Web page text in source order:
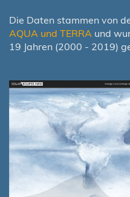
Die Daten stammen von
AQUA und TERRA und
19 Jahren (2000 - 2019)